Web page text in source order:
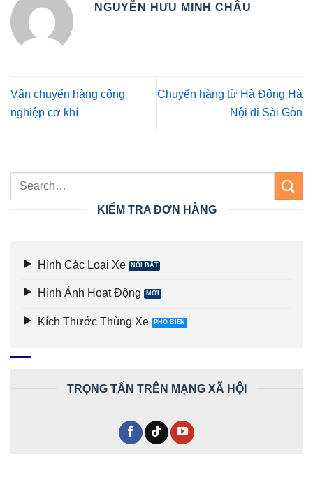
NGUYỄN HƯU MINH CHÂU
Vận chuyển hàng công
nghiệp cơ khí
Chuyển hàng từ Hà Đông Hà
Nội đi Sài Gòn
KIỂM TRA ĐƠN HÀNG
Hình Các Loại Xe
Hình Ảnh Hoạt Động
Kích Thước Thùng Xe
TRỌNG TẤN TRÊN MẠNG XÃ HỘI